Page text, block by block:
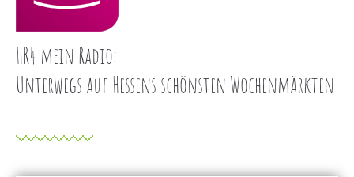
Lorem ipsum dolor sit amet:
24h/ 365days
We offer support for our customers
HR4 mein Radio:
Unterwegs auf Hessens schönsten Wochenmärkten